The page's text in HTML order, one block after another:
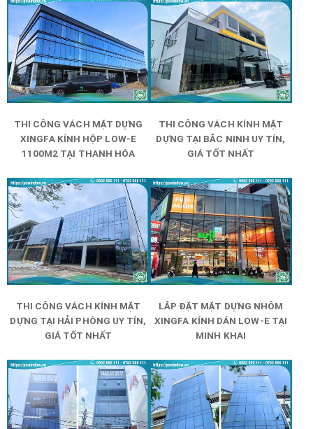
THI CÔNG VÁCH MẶT DỰNG
XINGFA KÍNH HỘP LOW-E
1100M2 TẠI THANH HÓA
THI CÔNG VÁCH KÍNH MẶT
DỰNG TẠI BẮC NINH UY TÍN,
GIÁ TỐT NHẤT
THI CÔNG VÁCH KÍNH MẶT
DỰNG TẠI HẢI PHÒNG UY TÍN,
GIÁ TỐT NHẤT
LẮP ĐẶT MẶT DỰNG NHÔM
XINGFA KÍNH DÁN LOW-E TẠI
MINH KHAI